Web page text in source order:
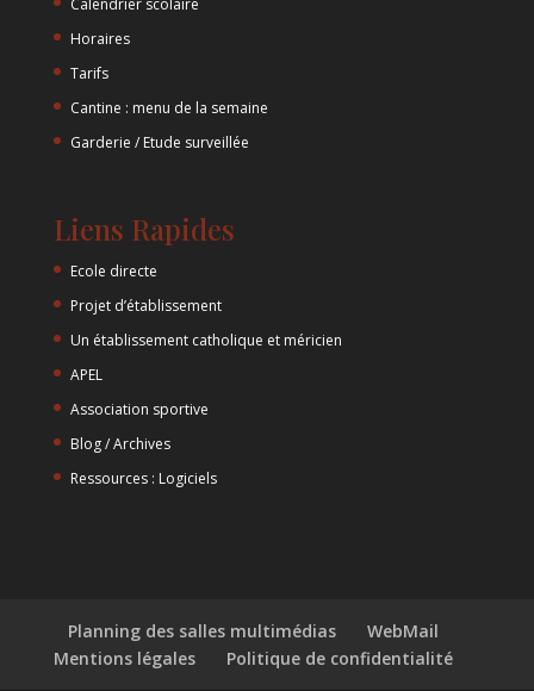
Horaires
Tarifs
Cantine : menu de la semaine
Garderie / Etude surveillée
Liens Rapides
Ecole directe
Projet d’établissement
Un établissement catholique et méricien
APEL
Association sportive
Blog / Archives
Ressources : Logiciels
Planning des salles multimédias
WebMail
Mentions légales
Politique de confidentialité